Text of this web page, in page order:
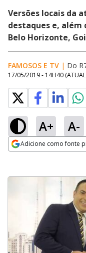
Versões locais da
destaques e, além
Belo Horizonte,
FAMOSOS E TV | Do
17/05/2019 - 14H40
A+ A-
Adicione como fonte